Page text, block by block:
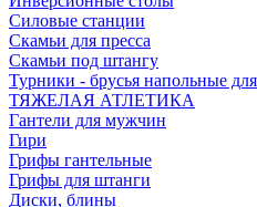
Силовые станции
Скамьи для пресса
Скамьи под штангу
Турники - брусья напольные
ТЯЖЕЛАЯ АТЛЕТИКА
Гантели для мужчин
Гири
Грифы гантельные
Грифы для штанги
Диски, блины